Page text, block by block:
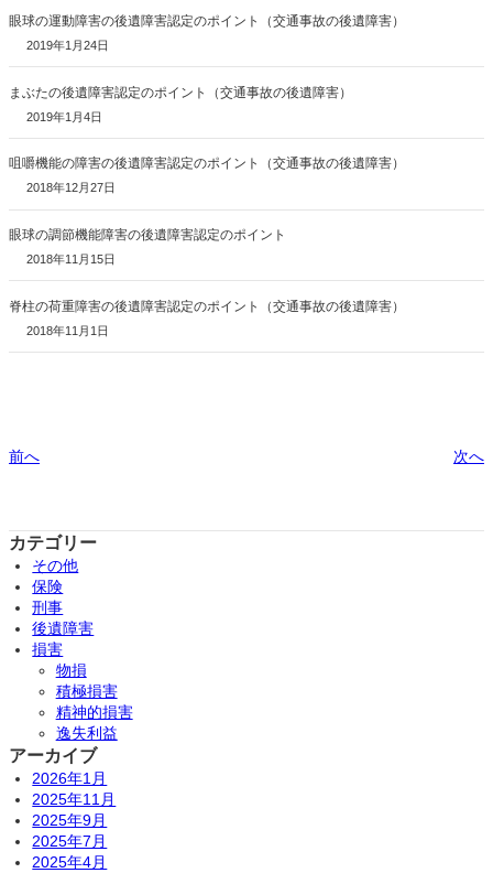
眼球の運動障害の後遺障害認定のポイント（交通事故の後遺障害）
2019年1月24日
まぶたの後遺障害認定のポイント（交通事故の後遺障害）
2019年1月4日
咀嚼機能の障害の後遺障害認定のポイント（交通事故の後遺障害）
2018年12月27日
眼球の調節機能障害の後遺障害認定のポイント
2018年11月15日
脊柱の荷重障害の後遺障害認定のポイント（交通事故の後遺障害）
2018年11月1日
前へ 次へ
カテゴリー
その他
保険
刑事
後遺障害
損害
物損
積極損害
精神的損害
逸失利益
アーカイブ
2026年1月
2025年11月
2025年9月
2025年7月
2025年4月